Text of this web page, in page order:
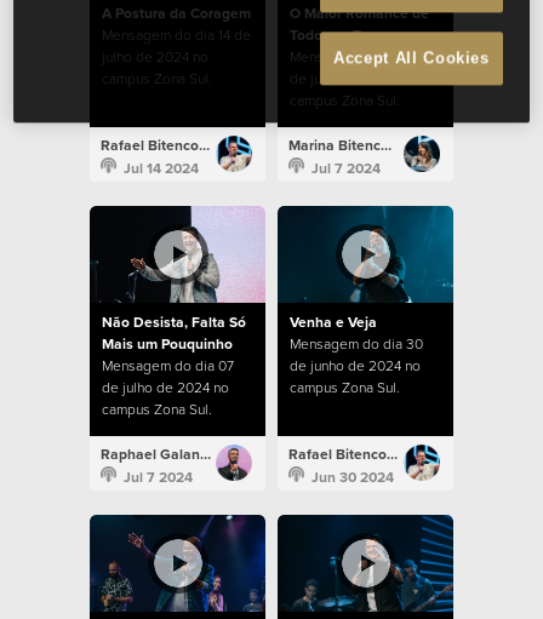
A Postura da Coragem
Mensagem do dia 14 de
julho de 2024 no
campus Zona Sul.
Rafael Bitencourt
Jul 14 2024
O Maior Romance de
Todos os Tempos
Mensagem do dia 07
de julho de 2024 no
campus Zona Sul.
Marina Bitencourt
Jul 7 2024
Não Desista, Falta Só
Mais um Pouquinho
Mensagem do dia 07
de julho de 2024 no
campus Zona Sul.
Raphael Galante
Jul 7 2024
Venha e Veja
Mensagem do dia 30
de junho de 2024 no
campus Zona Sul.
Rafael Bitencourt
Jun 30 2024
Accept All Cookies